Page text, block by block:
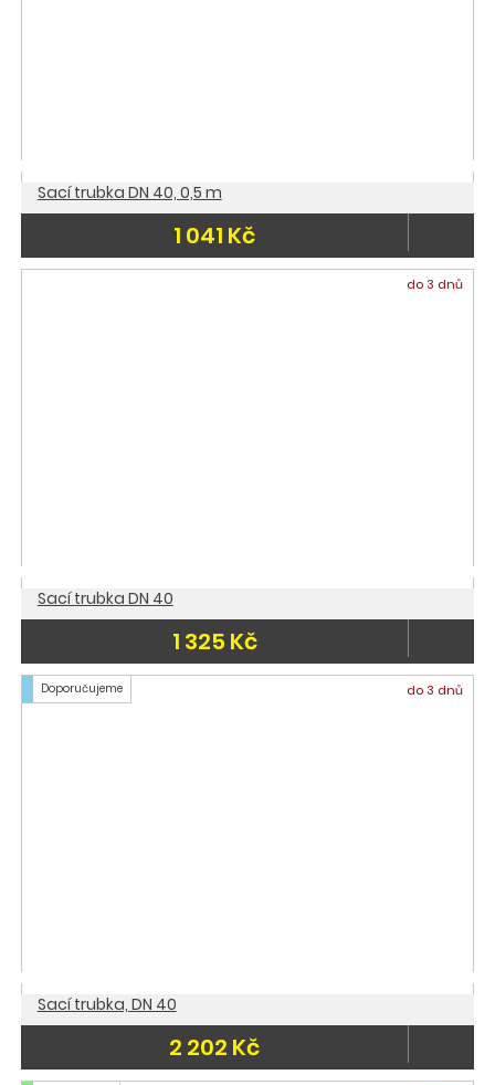
Sací trubka DN 40, 0,5 m
1 041 Kč
do 3 dnů
Sací trubka DN 40
1 325 Kč
Doporučujeme do 3 dnů
Sací trubka, DN 40
2 202 Kč